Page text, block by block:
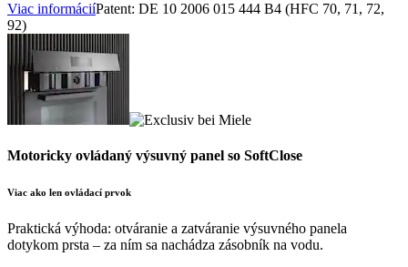
Viac informáciíPatent: DE 10 2006 015 444 B4 (HFC 70, 71, 72,
92)
Motoricky ovládaný výsuvný panel so SoftClose
Viac ako len ovládací prvok
Praktická výhoda: otváranie a zatváranie výsuvného panela
dotykom prsta – za ním sa nachádza zásobník na vodu.